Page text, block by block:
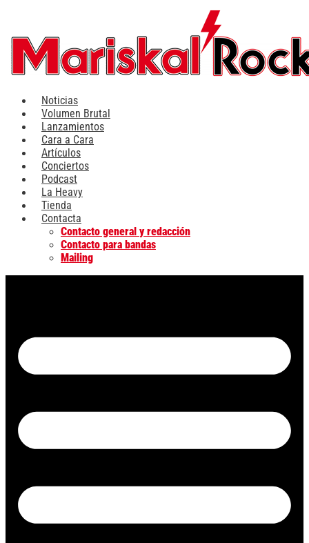
contenido
Noticias
Volumen Brutal
Lanzamientos
Cara a Cara
Artículos
Conciertos
Podcast
La Heavy
Tienda
Contacta
Contacto general y redacción
Contacto para bandas
Mailing